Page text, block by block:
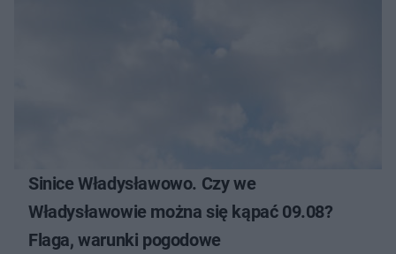
Sinice Władysławowo. Czy we
Władysławowie można się kąpać 09.08?
Flaga, warunki pogodowe